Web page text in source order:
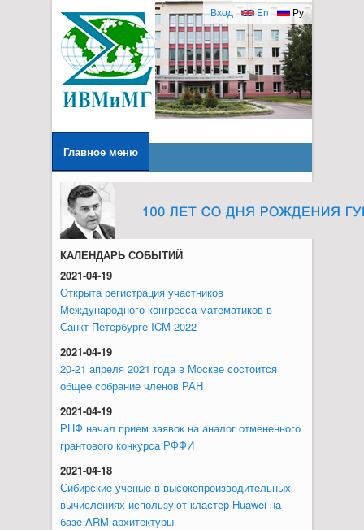
Ру
En
Вход
Главное меню
КАЛЕНДАРЬ СОБЫТИЙ
2021-04-19
Открыта регистрация участников
Международного конгресса математиков в
Санкт-Петербурге ICM 2022
2021-04-19
20-21 апреля 2021 года в Москве состоится
общее собрание членов РАН
2021-04-19
РНФ начал прием заявок на аналог отмененного
грантового конкурса РФФИ
2021-04-18
Сибирские ученые в высокопроизводительных
вычислениях используют кластер Huawei на
базе ARM-архитектуры